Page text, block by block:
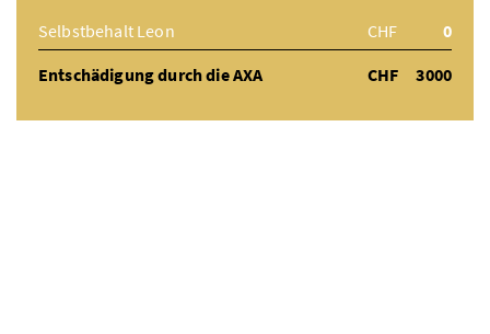
Selbstbehalt Leon
CHF
0
Entschädigung durch die AXA
CHF 3000